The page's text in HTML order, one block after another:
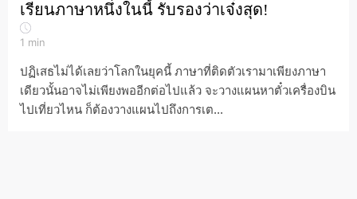
เรียนภาษาหนึ่งในนี้ รับรองว่าเจ๋งสุด!
1 min
ปฏิเสธไม่ได้เลยว่าโลกในยุคนี้ ภาษาที่ติดตัวเรามาเพียงภาษา
เดียวนั้นอาจไม่เพียงพออีกต่อไปแล้ว จะวางแผนหาตั๋วเครื่องบิน
ไปเที่ยวไหน ก็ต้องวางแผนไปถึงการเต...